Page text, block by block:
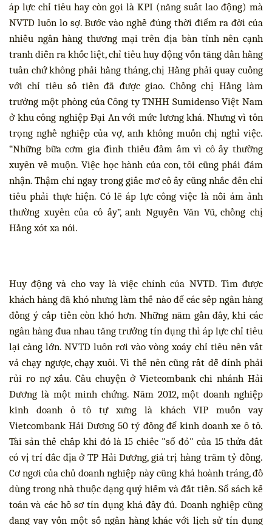
áp lực chỉ tiêu hay còn gọi là KPI (năng suất lao động) mà
NVTD luôn lo sợ. Bước vào nghề đúng thời điểm ra đời của
nhiều ngân hàng thương mại trên địa bàn tỉnh nên cạnh
tranh diễn ra khốc liệt, chỉ tiêu huy động vốn tăng dần hằng
tuần chứ không phải hằng tháng, chị Hằng phải quay cuồng
với chỉ tiêu số tiền đã được giao. Chồng chị Hằng làm
trưởng một phòng của Công ty TNHH Sumidenso Việt Nam
ở khu công nghiệp Đại An với mức lương khá. Nhưng vì tôn
trọng nghề nghiệp của vợ, anh không muốn chị nghỉ việc.
“Những bữa cơm gia đình thiếu đầm ấm vì cô ấy thường
xuyên về muộn. Việc học hành của con, tôi cũng phải đảm
nhận. Thậm chí ngay trong giấc mơ cô ấy cũng nhắc đến chỉ
tiêu phải thực hiện. Có lẽ áp lực công việc là nỗi ám ảnh
thường xuyên của cô ấy”, anh Nguyễn Văn Vũ, chồng chị
Hằng xót xa nói.
Huy động và cho vay là việc chính của NVTD. Tìm được
khách hàng đã khó nhưng làm thế nào để các sếp ngân hàng
đồng ý cấp tiền còn khó hơn. Những năm gần đây, khi các
ngân hàng đua nhau tăng trưởng tín dụng thì áp lực chỉ tiêu
lại càng lớn. NVTD luôn rơi vào vòng xoáy chỉ tiêu nên vất
vả chạy ngược, chạy xuôi. Vì thế nên cũng rất dễ dính phải
rủi ro nợ xấu. Câu chuyện ở Vietcombank chi nhánh Hải
Dương là một minh chứng. Năm 2012, một doanh nghiệp
kinh doanh ô tô tự xưng là khách VIP muốn vay
Vietcombank Hải Dương 50 tỷ đồng để kinh doanh xe ô tô.
Tài sản thế chấp khi đó là 15 chiếc "sổ đỏ" của 15 thửa đất
có vị trí đắc địa ở TP Hải Dương, giá trị hàng trăm tỷ đồng.
Cơ ngơi của chủ doanh nghiệp này cũng khá hoành tráng, đồ
dùng trong nhà thuộc dạng quý hiếm và đắt tiền. Sổ sách kế
toán và các hồ sơ tín dụng khá đầy đủ. Doanh nghiệp cũng
đang vay vốn một số ngân hàng khác với lịch sử tín dụng